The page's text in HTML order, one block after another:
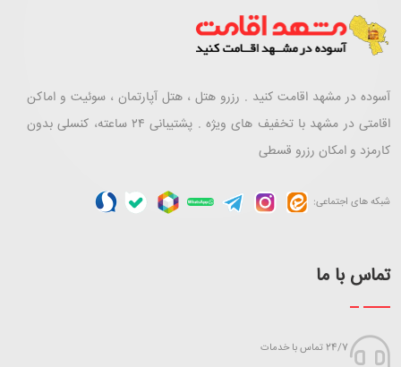
آسوده در مشهد اقامت کنید . رزرو هتل ، هتل آپارتمان ، سوئیت و اماکن
اقامتی در مشهد با تخفیف های ویژه . پشتیبانی ۲۴ ساعته، کنسلی بدون
کارمزد و امکان رزرو قسطی
شبکه های اجتماعی:
تماس با ما
24/7 تماس با خدمات